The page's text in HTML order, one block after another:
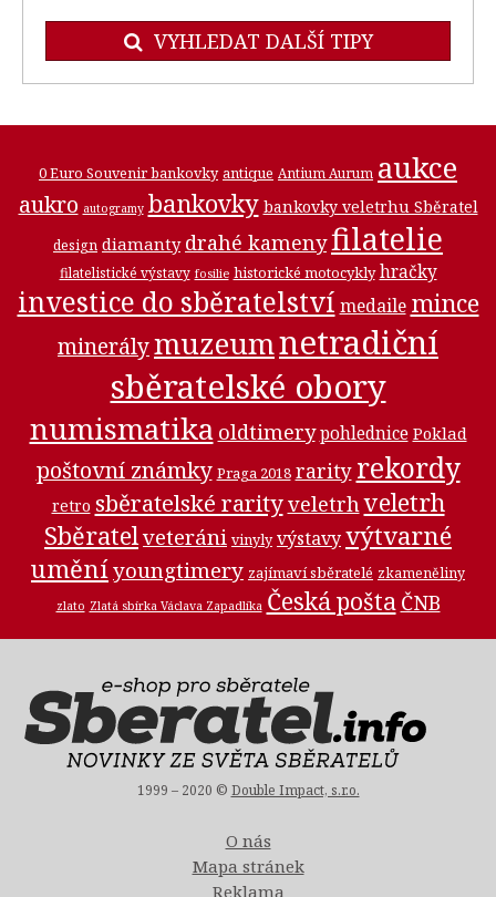
VYHLEDAT DALŠÍ TIPY
0 Euro Souvenir bankovky antique Antium Aurum aukce
aukro autogramy bankovky bankovky veletrhu Sběratel
design diamanty drahé kamenyfilatelie
filatelistické výstavy fosilie historické motocykly hračky
investice do sběratelství medaile mince
minerálymuzeumnetradiční
sběratelské obory
numismatika oldtimery pohlednice Poklad
poštovní známky Praga 2018 rarity rekordy
retro sběratelské rarityveletrhveletrh
Sběratelveteráni vinyly výstavyvýtvarné
uměníyoungtimery zajímaví sběratelé zkameněliny
zlato Zlatá sbírka Václava Zapadlíka Česká pošta ČNB
1999 – 2020 © Double Impact, s.r.o.
O nás
Mapa stránek
Reklama